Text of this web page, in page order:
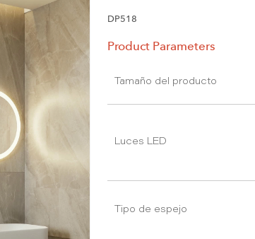
DP518
Product Parameters
Tamaño del producto
Luces LED
Tipo de espejo